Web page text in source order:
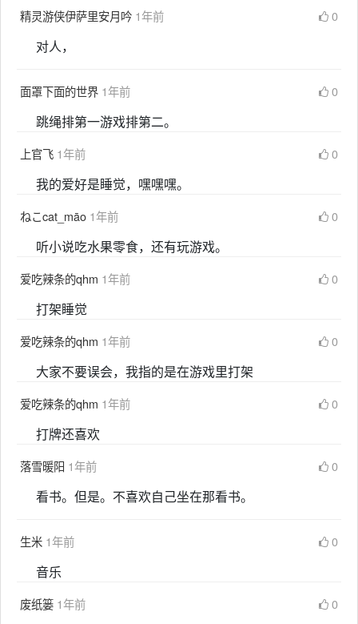
精灵游侠伊萨里安月吟 1年前 0
对人，
面罩下面的世界 1年前 0
跳绳排第一游戏排第二。
上官飞 1年前 0
我的爱好是睡觉，嘿嘿嘿。
ねこcat_māo 1年前 0
听小说吃水果零食，还有玩游戏。
爱吃辣条的qhm 1年前 0
打架睡觉
爱吃辣条的qhm 1年前 0
大家不要误会，我指的是在游戏里打架
爱吃辣条的qhm 1年前 0
打牌还喜欢
落雪暖阳 1年前 0
看书。但是。不喜欢自己坐在那看书。
生米 1年前 0
音乐
废纸篓 1年前 0